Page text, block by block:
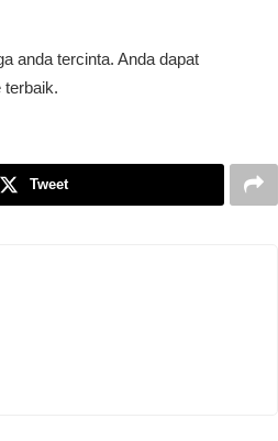
anda tercinta. Anda dapat
terbaik.
Tweet